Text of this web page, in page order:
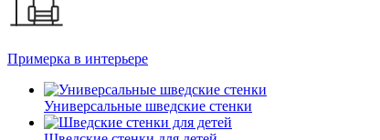
Примерка в интерьере
Универсальные шведские стенки